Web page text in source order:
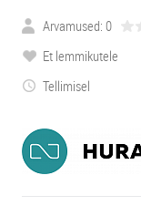
Arvamused: 0
Et lemmikutele
Tellimisel